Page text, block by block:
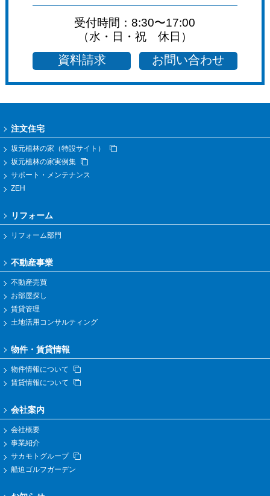
受付時間：8:30〜17:00
（水・日・祝 休日）
資料請求 お問い合わせ
注文住宅
坂元植林の家（特設サイト）
坂元植林の家実例集
サポート・メンテナンス
ZEH
リフォーム
リフォーム部門
不動産事業
不動産売買
お部屋探し
賃貸管理
土地活用コンサルティング
物件・賃貸情報
物件情報について
賃貸情報について
会社案内
会社概要
事業紹介
サカモトグループ
船迫ゴルフガーデン